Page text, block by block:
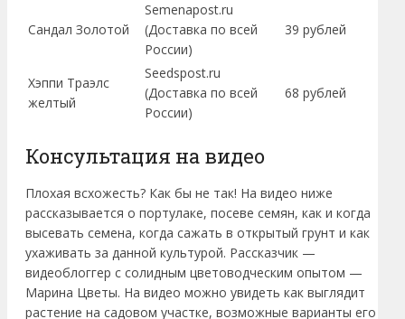
Сандал Золотой
Semenapost.ru
(Доставка по всей
России)
39 рублей
Хэппи Траэлс
желтый
Seedspost.ru
(Доставка по всей
России)
68 рублей
Консультация на видео
Плохая всхожесть? Как бы не так! На видео ниже
рассказывается о портулаке, посеве семян, как и когда
высевать семена, когда сажать в открытый грунт и как
ухаживать за данной культурой. Рассказчик —
видеоблоггер с солидным цветоводческим опытом —
Марина Цветы. На видео можно увидеть как выглядит
растение на садовом участке, возможные варианты его